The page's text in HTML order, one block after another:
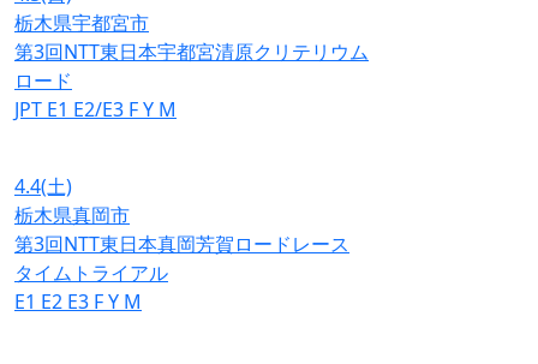
栃木県宇都宮市
第3回NTT東日本宇都宮清原クリテリウム
ロード
JPT E1 E2/E3 FY M
4.4(土)
栃木県真岡市
第3回NTT東日本真岡芳賀ロードレース
タイムトライアル
E1 E2 E3 FY M